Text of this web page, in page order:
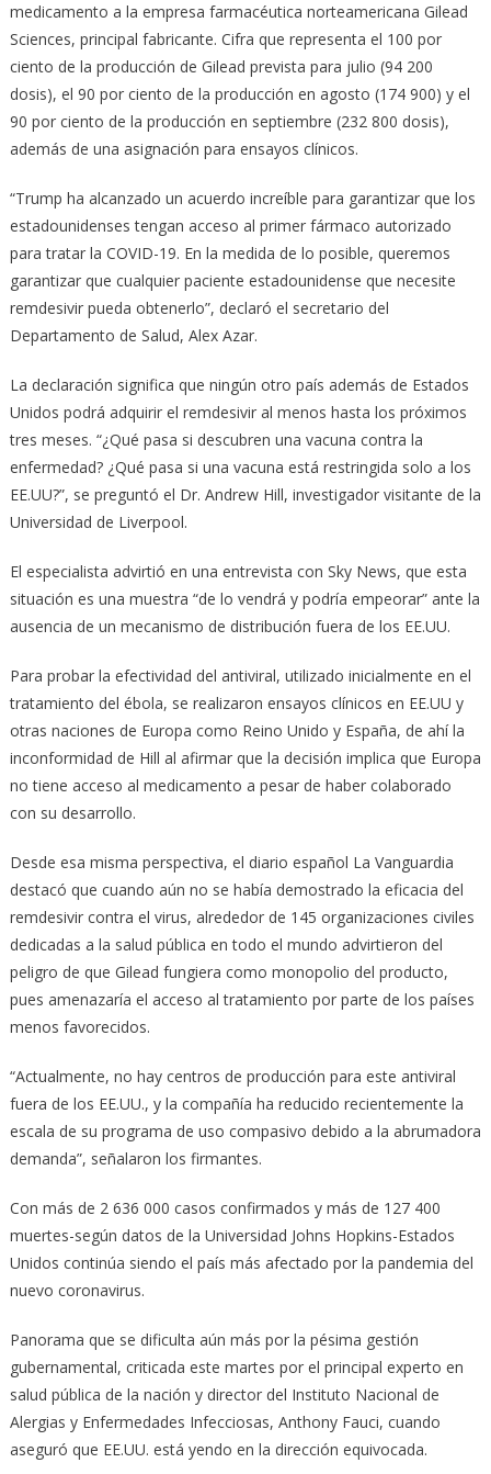
medicamento a la empresa farmacéutica norteamericana Gilead
Sciences, principal fabricante. Cifra que representa el 100 por
ciento de la producción de Gilead prevista para julio (94 200
dosis), el 90 por ciento de la producción en agosto (174 900) y el
90 por ciento de la producción en septiembre (232 800 dosis),
además de una asignación para ensayos clínicos.
“Trump ha alcanzado un acuerdo increíble para garantizar que los
estadounidenses tengan acceso al primer fármaco autorizado
para tratar la COVID-19. En la medida de lo posible, queremos
garantizar que cualquier paciente estadounidense que necesite
remdesivir pueda obtenerlo”, declaró el secretario del
Departamento de Salud, Alex Azar.
La declaración significa que ningún otro país además de Estados
Unidos podrá adquirir el remdesivir al menos hasta los próximos
tres meses. “¿Qué pasa si descubren una vacuna contra la
enfermedad? ¿Qué pasa si una vacuna está restringida solo a los
EE.UU?”, se preguntó el Dr. Andrew Hill, investigador visitante de la
Universidad de Liverpool.
El especialista advirtió en una entrevista con Sky News, que esta
situación es una muestra “de lo vendrá y podría empeorar” ante la
ausencia de un mecanismo de distribución fuera de los EE.UU.
Para probar la efectividad del antiviral, utilizado inicialmente en el
tratamiento del ébola, se realizaron ensayos clínicos en EE.UU y
otras naciones de Europa como Reino Unido y España, de ahí la
inconformidad de Hill al afirmar que la decisión implica que Europa
no tiene acceso al medicamento a pesar de haber colaborado
con su desarrollo.
Desde esa misma perspectiva, el diario español La Vanguardia
destacó que cuando aún no se había demostrado la eficacia del
remdesivir contra el virus, alrededor de 145 organizaciones civiles
dedicadas a la salud pública en todo el mundo advirtieron del
peligro de que Gilead fungiera como monopolio del producto,
pues amenazaría el acceso al tratamiento por parte de los países
menos favorecidos.
“Actualmente, no hay centros de producción para este antiviral
fuera de los EE.UU., y la compañía ha reducido recientemente la
escala de su programa de uso compasivo debido a la abrumadora
demanda”, señalaron los firmantes.
Con más de 2 636 000 casos confirmados y más de 127 400
muertes-según datos de la Universidad Johns Hopkins-Estados
Unidos continúa siendo el país más afectado por la pandemia del
nuevo coronavirus.
Panorama que se dificulta aún más por la pésima gestión
gubernamental, criticada este martes por el principal experto en
salud pública de la nación y director del Instituto Nacional de
Alergias y Enfermedades Infecciosas, Anthony Fauci, cuando
aseguró que EE.UU. está yendo en la dirección equivocada.